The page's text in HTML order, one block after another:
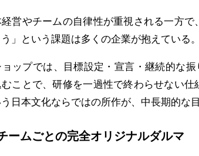
経営やチームの自律性が重視される一方
」という課題は多くの企業が抱えている。
ョップでは、目標設定・宣言・継続的な
ことで、研修を一過性で終わらせない
日本文化ならではの所作が、中長期的な
ームごとの完全オリジナルダルマ